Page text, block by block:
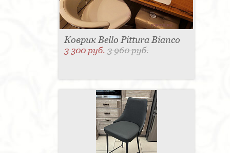
Коврик Bello Pittura Bianco
3 300 руб.3 960 руб.